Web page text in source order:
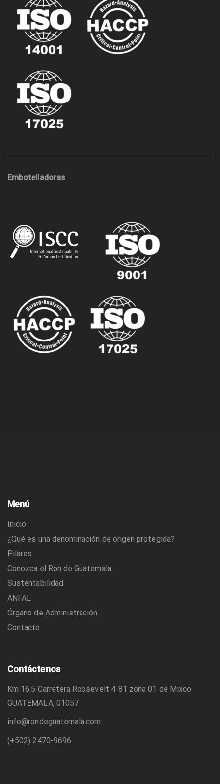
Embotelladoras
Menú
Inicio
¿Qué es una denominación de origen protegida?
Pilares
Conozca el Ron de Guatemala
Sustentabilidad
ANFAL
Órgano de Administración
Contacto
Contáctenos
Km 16.5 Carretera Roosevelt 4-81 zona 01 de Mixco
GUATEMALA, 01057
info@rondeguatemala.com
(+502)2470-9696